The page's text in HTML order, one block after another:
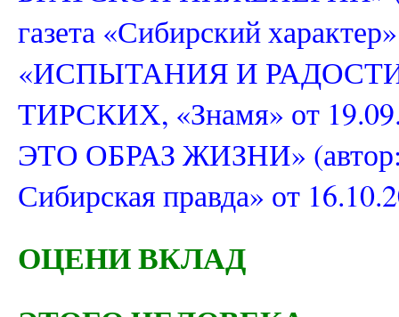
газета «Сибирский
«ИСПЫТАНИЯ И РАДОСТИ
ТИРСКИХ, «Знамя» от
ЭТО ОБРАЗ ЖИЗНИ»
Сибирская правда» от
ОЦЕНИ ВКЛАД